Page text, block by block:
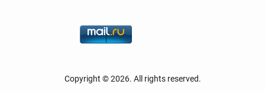
Copyright © 2026. All rights reserved.